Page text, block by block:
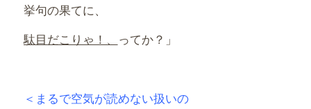
挙句の果てに、
駄目だこりゃ！、 ってか？」
＜まるで空気が読めない扱いの